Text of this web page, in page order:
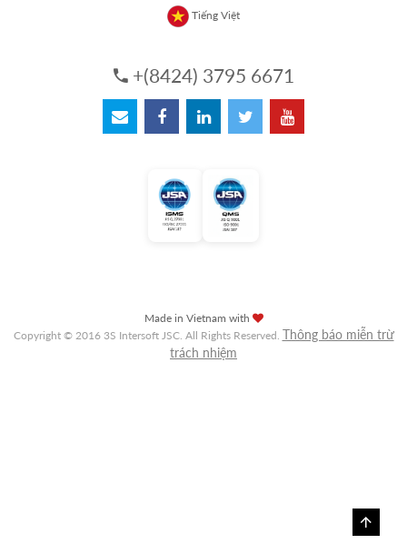
Tiếng Việt
+(8424) 3795 6671
Made in Vietnam with
Copyright © 2016 3S Intersoft JSC. All Rights Reserved. Thông báo miễn trừ
trách nhiệm